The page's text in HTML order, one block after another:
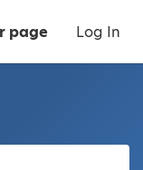
page Log In